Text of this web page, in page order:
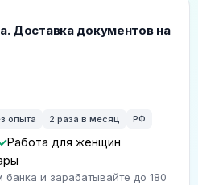
Доставка документов на
опыта 2 раза в месяц РФ
Работа для женщин
банка и зарабатывайте до 180